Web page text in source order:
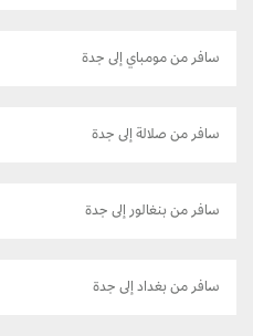
سافر من مومباي إلى جدة
سافر من صلالة إلى جدة
سافر من بنغالور إلى جدة
سافر من بغداد إلى جدة